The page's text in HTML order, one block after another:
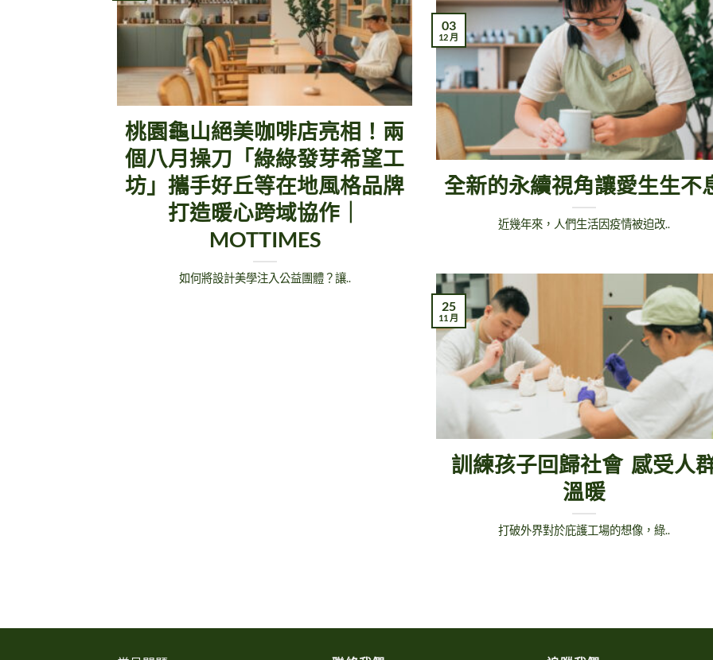
桃園龜山絕美咖啡店亮相！兩
個八月操刀「綠綠發芽希望工
坊」攜手好丘等在地風格品牌
打造暖心跨域協作｜
MOTTIMES
如何將設計美學注入公益團體？讓..
全新的永續視角讓愛生生不
近幾年來，人們生活因疫情被迫改..
03
12 月
訓練孩子回歸社會 感受人
溫暖
打破外界對於庇護工場的想像，綠..
25
11 月